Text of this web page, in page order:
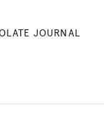
JOURNAL